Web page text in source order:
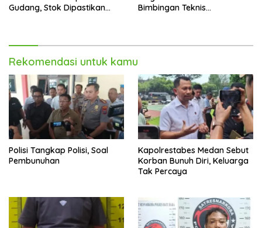
Gudang, Stok Dipastikan
Bimbingan Teknis
Rekomendasi untuk kamu
Polisi Tangkap Polisi, Soal
Pembunuhan
Kapolrestabes Medan Sebut
Korban Bunuh Diri, Keluarga
Tak Percaya